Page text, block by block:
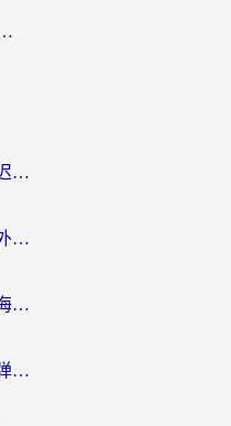
靠谱吗？手把手教你选对回国加速器
国外玩流星蝴蝶剑怎么降低延迟？海外党必看的加速秘籍（含欧洲鸣潮&彩虹岛优化攻略）
在国外也能玩穿越火线吗？海外玩家国服游戏畅玩终极指南
美国率土之滨加速器哪个好？海外党国服游戏畅玩终极指南（附多游戏解决方案）
海外党必看：怎么在国外打弹弹堂不卡？番茄加速器亲测指南